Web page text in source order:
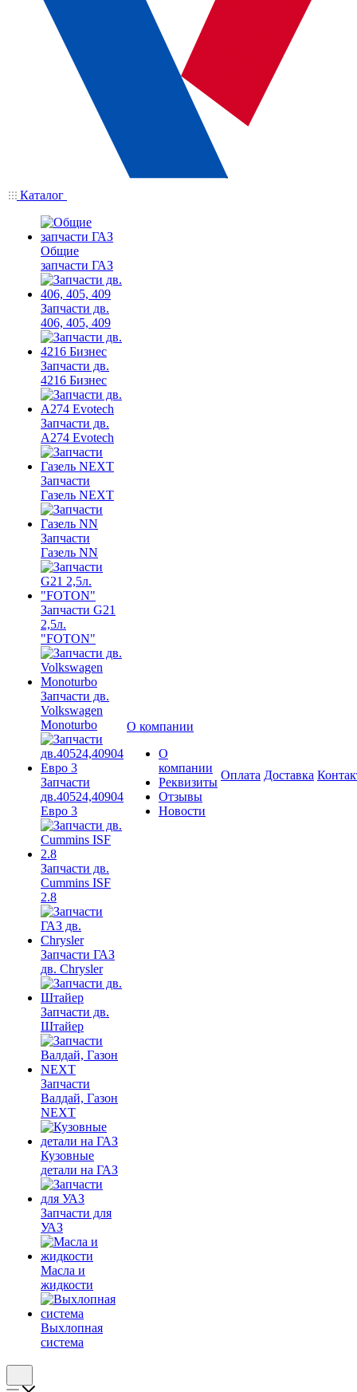
Каталог
Общие
запчасти ГАЗ
Запчасти дв.
406, 405, 409
Запчасти дв.
4216 Бизнес
Запчасти дв.
A274 Evotech
Запчасти
Газель NEXT
Запчасти
Газель NN
Запчасти G21
2,5л.
"FOTON"
Запчасти дв.
Volkswagen
Monoturbo
Запчасти
дв.40524,40904
Евро 3
Запчасти дв.
Cummins ISF
2.8
Запчасти ГАЗ
дв. Chrysler
Запчасти дв.
Штайер
Запчасти
Валдай, Газон
NEXT
Кузовные
детали на ГАЗ
Запчасти для
УАЗ
Масла и
жидкости
Выхлопная
система
О компании
О
компании
Реквизиты
Отзывы
Новости
Оплата Доставка